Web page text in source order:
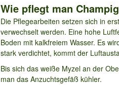
Wie pflegt man
Die Pflegearbeiten setzen sich in
verwechselt werden. Eine hohe
Boden mit kalkfreiem Wasser. Es
stark verdichtet, kommt der
Bis sich das weiße Myzel an der
man das Anzuchtsgefäß kühler.